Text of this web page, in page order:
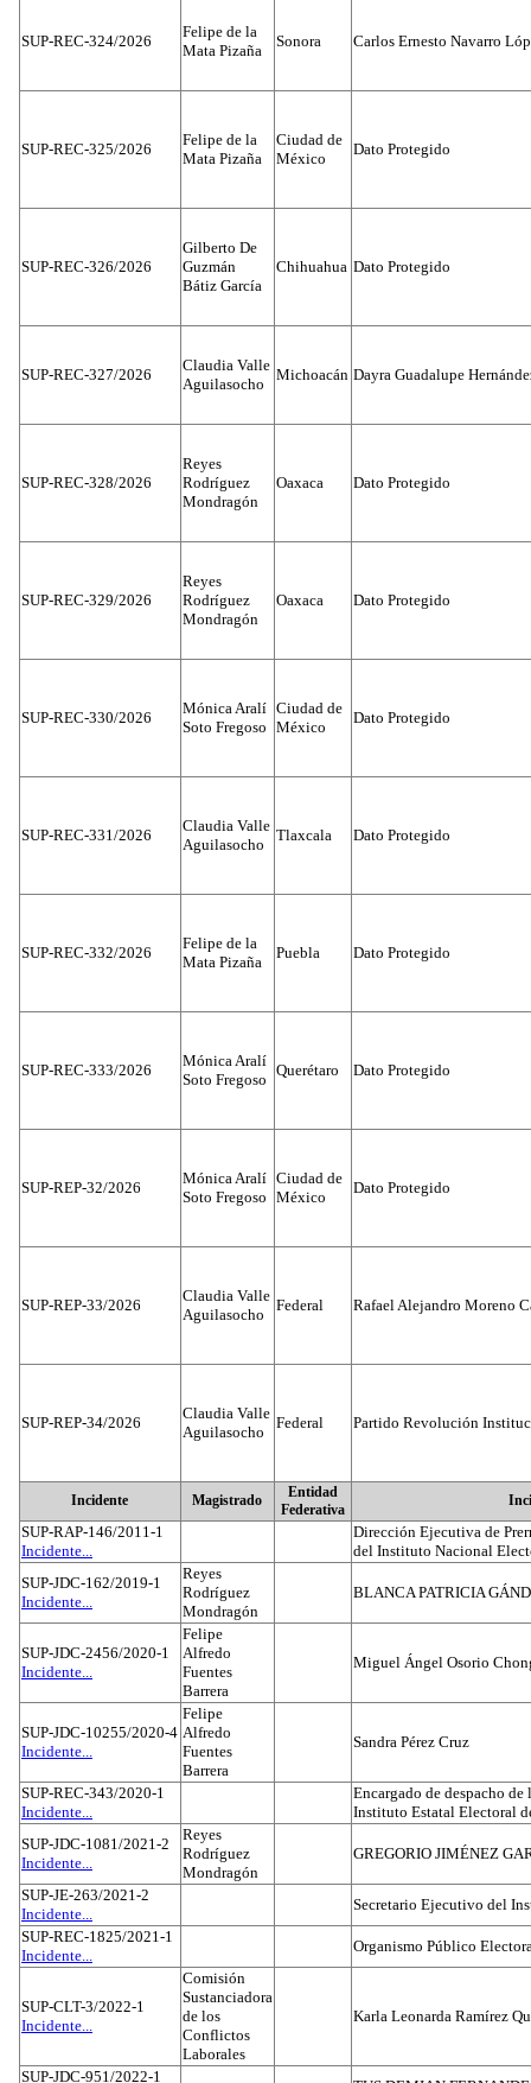
SUP-REC-324/2026
Felipe de la
Mata Pizaña
Sonora Carlos Ernesto Navarro
SUP-REC-325/2026
Felipe de la
Mata Pizaña
Ciudad de
México
Dato Protegido
SUP-REC-326/2026
Gilberto De
Guzmán
Bátiz García
Chihuahua Dato Protegido
SUP-REC-327/2026
Claudia Valle
Aguilasocho
Michoacán Dayra Guadalupe
SUP-REC-328/2026
Reyes
Rodríguez
Mondragón
Oaxaca Dato Protegido
SUP-REC-329/2026
Reyes
Rodríguez
Mondragón
Oaxaca Dato Protegido
SUP-REC-330/2026
Mónica Aralí
Soto Fregoso
Ciudad de
México
Dato Protegido
SUP-REC-331/2026
Claudia Valle
Aguilasocho
Tlaxcala Dato Protegido
SUP-REC-332/2026
Felipe de la
Mata Pizaña
Puebla Dato Protegido
SUP-REC-333/2026
Mónica Aralí
Soto Fregoso
Querétaro Dato Protegido
SUP-REP-32/2026
Mónica Aralí
Soto Fregoso
Ciudad de
México
Dato Protegido
SUP-REP-33/2026
Claudia Valle
Aguilasocho
Federal Rafael Alejandro Moreno
SUP-REP-34/2026
Claudia Valle
Aguilasocho
Federal Partido Revolución
Incidente Magistrado
Entidad
Federativa
SUP-RAP-146/2011-1
Incidente...
Dirección Ejecutiva de
del Instituto Nacional
SUP-JDC-162/2019-1
Incidente...
Reyes
Rodríguez
Mondragón
BLANCA PATRICIA
SUP-JDC-2456/2020-1
Incidente...
Felipe
Alfredo
Fuentes
Barrera
Miguel Ángel Osorio
SUP-JDC-10255/2020-4
Incidente...
Felipe
Alfredo
Fuentes
Barrera
Sandra Pérez Cruz
SUP-REC-343/2020-1
Incidente...
Encargado de despacho
Instituto Estatal Electoral
SUP-JDC-1081/2021-2
Incidente...
Reyes
Rodríguez
Mondragón
GREGORIO JIMÉNEZ
SUP-JE-263/2021-2
Incidente...
Secretario Ejecutivo del
SUP-REC-1825/2021-1
Incidente...
Organismo Público
SUP-CLT-3/2022-1
Incidente...
Comisión
Sustanciadora
de los
Conflictos
Laborales
Karla Leonarda Ramírez
SUP-JDC-951/2022-1